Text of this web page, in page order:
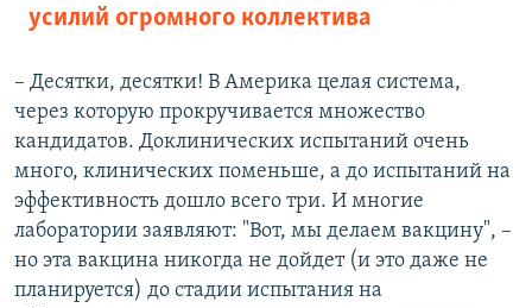
усилий огромного коллектива
– Десятки, десятки! В Америка целая система,
через которую прокручивается множество
кандидатов. Доклинических испытаний очень
много, клинических поменьше, а до испытаний на
эффективность дошло всего три. И многие
лаборатории заявляют: "Вот, мы делаем вакцину", –
но эта вакцина никогда не дойдет (и это даже не
планируется) до стадии испытания на